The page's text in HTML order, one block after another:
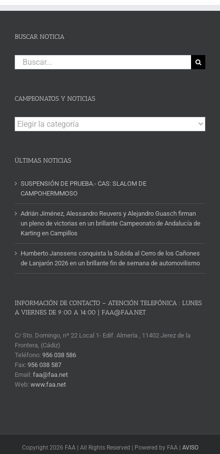
BUSCAR NOTICIA
Buscar:
CAMPEONATOS Y NOTICIAS
Campeonatos
y
ÚLTIMAS NOTICIAS
SUSPENSIÓN DE PRUEBA.- CAS: SLALOM DE
CAMPOHERMMOSO
Adrián Jiménez, Alessandro Reuvers y Alejandro Guasch firman
un pleno de victorias en un brillante Campeonato de Andalucía de
Karting en Campillos
Humberto Janssens conquista la Subida al Cerro de los Cañones
de Lanjarón 2026 en un brillante fin de semana de automovilismo
INFORMACIÓN DE CONTACTO – ATENCIÓN TELEFÓNICA : LUNES
A VIERNES DE 9:00 A 14:00 | FAA@FAA.NET
C/ Sto. Domingo, nº 22 Local 1- Edif. Almería , 11402 Jerez de la
Frontera, (Cádiz)
Teléfono: 956 038 586
Fax: 956 038 587
Email: faa@faa.net
Web: www.faa.net
Copyright 2026 FAA | All Rights Reserved | Powered by FAA | AVISO